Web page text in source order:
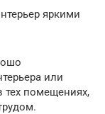
яркими
или
тех помещениях,